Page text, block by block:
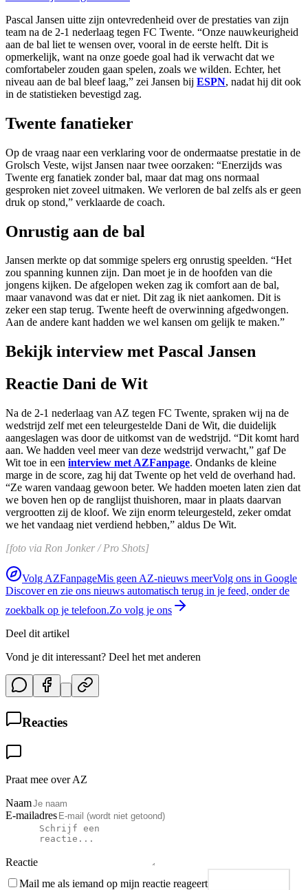
Pascal Jansen uitte zijn ontevredenheid over de prestaties van zijn
team na de 2-1 nederlaag tegen FC Twente. “Onze nauwkeurigheid
aan de bal liet te wensen over, vooral in de eerste helft. Dit is
opmerkelijk, want na onze goede goal had ik verwacht dat we
comfortabeler zouden gaan spelen, zoals we wilden. Echter, het
niveau aan de bal bleef laag,” zei Jansen bij ESPN, nadat hij dit ook
in de statistieken bevestigd zag.
Twente fanatieker
Op de vraag naar een verklaring voor de ondermaatse prestatie in de
Grolsch Veste, wijst Jansen naar twee oorzaken: “Enerzijds was
Twente erg fanatiek zonder bal, maar dat mag ons normaal
gesproken niet zoveel uitmaken. We verloren de bal zelfs als er geen
druk op stond,” verklaarde de coach.
Onrustig aan de bal
Jansen merkte op dat sommige spelers erg onrustig speelden. “Het
zou spanning kunnen zijn. Dan moet je in de hoofden van die
jongens kijken. De afgelopen weken zag ik comfort aan de bal,
maar vanavond was dat er niet. Dit zag ik niet aankomen. Dit is
zeker een stap terug. Twente heeft de overwinning afgedwongen.
Aan de andere kant hadden we wel kansen om gelijk te maken.”
Bekijk interview met Pascal Jansen
Reactie Dani de Wit
Na de 2-1 nederlaag van AZ tegen FC Twente, spraken wij na de
wedstrijd zelf met een teleurgestelde Dani de Wit, die duidelijk
aangeslagen was door de uitkomst van de wedstrijd. “Dit komt hard
aan. We hadden veel meer van deze wedstrijd verwacht,” gaf De
Wit toe in een interview met AZFanpage. Ondanks de kleine
marge in de score, zag hij dat Twente op het veld de overhand had.
“Ze waren vandaag gewoon beter. We hadden moeten laten zien dat
we boven hen op de ranglijst thuishoren, maar in plaats daarvan
vergrootten zij de kloof. We zijn enorm teleurgesteld, zeker omdat
we het vandaag niet verdiend hebben,” aldus De Wit.
[foto via Ron Jonker / Pro Shots]
Volg AZFanpageMis geen AZ-nieuws meerVolg ons in Google
Discover en zie ons nieuws automatisch terug in je feed, onder de
zoekbalk op je telefoon.Zo volg je ons
Deel dit artikel
Vond je dit interessant? Deel het met anderen
Reacties
Praat mee over AZ
Naam
E-mailadres
Reactie
Mail me als iemand op mijn reactie reageert